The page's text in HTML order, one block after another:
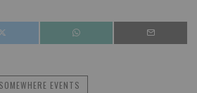
SOMEWHERE EVENTS